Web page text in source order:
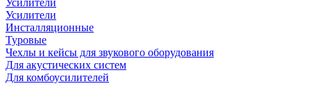
Усилители
Усилители
Инсталляционные
Туровые
Чехлы и кейсы для звукового оборудования
Для акустических систем
Для комбоусилителей